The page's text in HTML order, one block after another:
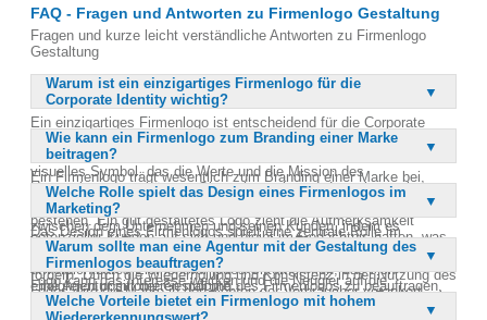
FAQ - Fragen und Antworten zu Firmenlogo Gestaltung
Fragen und kurze leicht verständliche Antworten zu Firmenlogo
Gestaltung
Warum ist ein einzigartiges Firmenlogo für die
Corporate Identity wichtig?
Ein einzigartiges Firmenlogo ist entscheidend für die Corporate
Identity, da es das Unternehmen von der Konkurrenz abhebt und
einen hohen Wiedererkennungswert schafft. Es fungiert als
visuelles Symbol, das die Werte und die Mission des
Unternehmens verkörpert. Ohne ein markantes Logo kann ein
Unternehmen in der digitalen Welt und in Printmedien kaum
bestehen. Ein gut gestaltetes Logo zieht die Aufmerksamkeit
potenzieller Kunden auf sich und bleibt im Gedächtnis haften, was
letztlich zu einer stärkeren Markenbindung führt. Daher ist es ein
unverzichtbares Element für jedes Unternehmen, das sich
erfolgreich positionieren möchte.
Wie kann ein Firmenlogo zum Branding einer Marke
beitragen?
Ein Firmenlogo trägt wesentlich zum Branding einer Marke bei,
indem es als visuelles Aushängeschild fungiert, das die Identität
und die Werte der Marke kommuniziert. Es schafft eine Verbindung
zwischen dem Unternehmen und seinen Kunden, indem es
Vertrauen und Professionalität ausstrahlt. Ein starkes Logo kann
die Markenbekanntheit steigern und die Loyalität der Kunden
fördern. Durch die Wiederholung und Konsistenz in der Nutzung des
Logos wird die Marke in den Köpfen der Verbraucher verankert.
Somit ist das Logo ein zentraler Bestandteil jeder erfolgreichen
Welche Rolle spielt das Design eines Firmenlogos im
Marketing?
Das Design eines Firmenlogos spielt eine zentrale Rolle im
Marketing, da es das erste ist, was potenzielle Kunden von einem
Unternehmen wahrnehmen. Ein ansprechendes und professionelles
Logo kann das Interesse wecken und die Neugier auf die
angebotenen Produkte oder Dienstleistungen steigern. Es dient als
visuelles Kommunikationsmittel, das die Markenbotschaft
Warum sollte man eine Agentur mit der Gestaltung des
Firmenlogos beauftragen?
Eine Agentur mit der Gestaltung des Firmenlogos zu beauftragen,
bietet zahlreiche Vorteile, da professionelle Designer über das
Welche Vorteile bietet ein Firmenlogo mit hohem